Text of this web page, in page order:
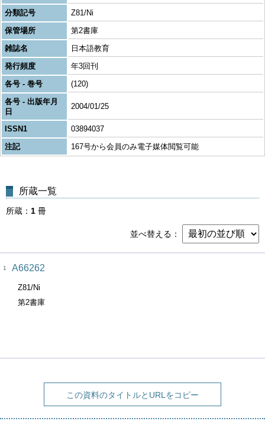
分類記号
Z81/Ni
保管場所
第2書庫
雑誌名
日本語教育
発行頻度
年3回刊
各号 - 巻号
(120)
各号 - 出版年月
日
2004/01/25
ISSN1
03894037
注記
167号から会員のみ電子媒体閲覧可能
所蔵一覧
所蔵 1 冊
並べ替える
1 A66262
Z81/Ni
第2書庫
この資料のタイトルとURLをコピー